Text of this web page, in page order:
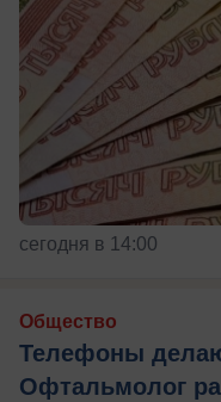
сегодня в 14:00
Общество
Телефоны
Офтальмолог